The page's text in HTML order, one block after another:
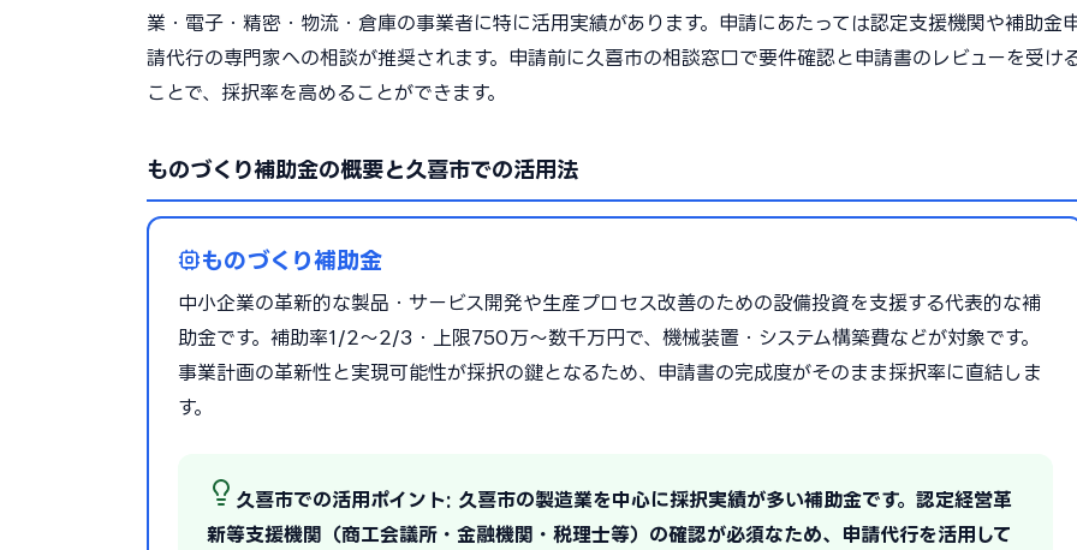
業・電子・精密・物流・倉庫の事業者に特に活用実績があります。申請にあたっては認定支援機関や補助金
請代行の専門家への相談が推奨されます。申請前に久喜市の相談窓口で要件確認と申請書のレビューを受け
ことで、採択率を高めることができます。
ものづくり補助金の概要と久喜市での活用法
ものづくり補助金
中小企業の革新的な製品・サービス開発や生産プロセス改善のための設備投資を支援する代表的な補
助金です。補助率1/2〜2/3・上限750万〜数千万円で、機械装置・システム構築費などが対象です。
事業計画の革新性と実現可能性が採択の鍵となるため、申請書の完成度がそのまま採択率に直結しま
す。
久喜市での活用ポイント: 久喜市の製造業を中心に採択実績が多い補助金です。認定経営革
新等支援機関（商工会議所・金融機関・税理士等）の確認が必須なため、申請代行を活用して